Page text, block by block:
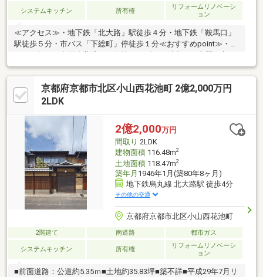
システムキッチン 所有権
リフォームリノベーシ
ョン
≪アクセス≫・地下鉄「北大路」駅徒歩４分・地下鉄「鞍馬口」
駅徒歩５分・市バス「下総町」停徒歩１分≪おすすめpoint≫・２
間・お庭では植栽や家庭菜園などが愉しめます・京町屋カルテ有
り≪リフォーム内容≫・キッチン・浴室・洗面・トイレ新調・フ
ローリング貼替 ・建具新調 ・床暖房設置・外壁補修及び塗
装 など≪周辺施設≫・KOHYO…歩１０分・鞍楽ハウディ…歩７
小学校…歩６分・加茂川中学校…歩２４分
京都府京都市北区小山西花池町 2億2,000万円
2LDK
2億2,000万円
間取り 2LDK
建物面積116.48m2
土地面積118.47m2
築年月 1946年1月(築80年8ヶ月)
地下鉄烏丸線 北大路駅 徒歩4分
その他の交通
京都府京都市北区小山西花池町
2階建て 南道路 都市ガス
システムキッチン 所有権
リフォームリノベーシ
ョン
■前面道路：公道約5.35ｍ■土地約35.83坪■築不詳■平成29年7月リ